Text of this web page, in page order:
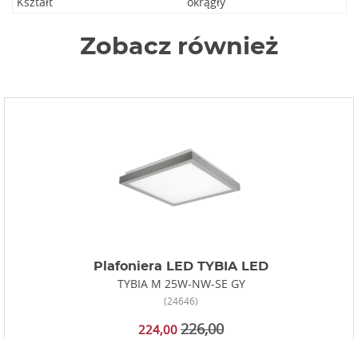
Zobacz również
Plafoniera LED TYBIA LED
TYBIA M 25W-NW-SE GY
(24646)
224,00 226,00